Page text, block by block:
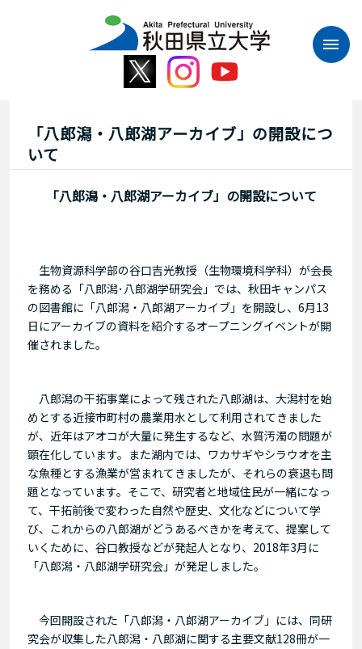
「八郎潟・八郎湖アーカイブ」の開設につ
いて
「八郎潟・八郎湖アーカイブ」の開設について
生物資源科学部の谷口吉光教授（生物環境科学科）が会長
を務める「八郎潟･八郎湖学研究会」では、秋田キャンパス
の図書館に「八郎潟・八郎湖アーカイブ」を開設し、6月13
日にアーカイブの資料を紹介するオープニングイベントが開
催されました。
八郎潟の干拓事業によって残された八郎湖は、大潟村を始
めとする近接市町村の農業用水として利用されてきました
が、近年はアオコが大量に発生するなど、水質汚濁の問題が
顕在化しています。また湖内では、ワカサギやシラウオを主
な魚種とする漁業が営まれてきましたが、それらの衰退も問
題となっています。そこで、研究者と地域住民が一緒になっ
て、干拓前後で変わった自然や歴史、文化などについて学
び、これからの八郎湖がどうあるべきかを考えて、提案して
いくために、谷口教授などが発起人となり、2018年3月に
「八郎潟・八郎湖学研究会」が発足しました。
今回開設された「八郎潟・八郎湖アーカイブ」には、同研
究会が収集した八郎潟・八郎湖に関する主要文献128冊が一